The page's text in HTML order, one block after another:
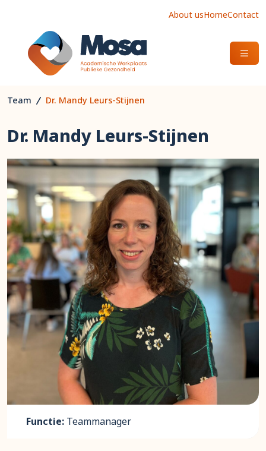
About usHomeContact
OPEN
Team Dr. Mandy Leurs-Stijnen
Dr. Mandy Leurs-Stijnen
Functie: Teammanager